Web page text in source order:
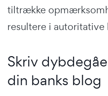
tiltrække
resultere i autoritative
Skriv
din banks blog